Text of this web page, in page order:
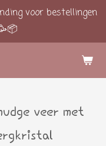
voor bestellingen
veer met